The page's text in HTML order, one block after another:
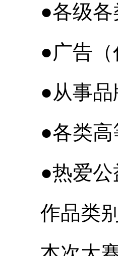
●各级各
●广告（代
●从事品牌
●各类高等
●热爱公益
作品类别